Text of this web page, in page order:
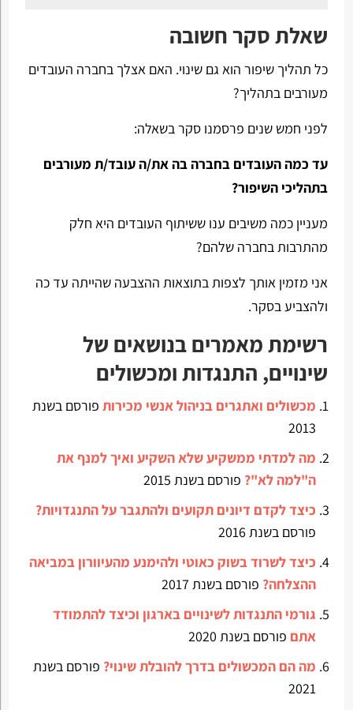
שאלת סקר חשובה
כל תהליך שיפור הוא גם שינוי. האם אצלך בחברה העובדים
מעורבים בתהליך?
לפני חמש שנים פרסמנו סקר בשאלה:
עד כמה העובדים בחברה בה את/ה עובד/ת מעורבים
בתהליכי השיפור?
מעניין כמה משיבים ענו ששיתוף העובדים היא חלק
מהתרבות בחברה שלהם?
אני מזמין אותך לצפות בתוצאות ההצבעה שהייתה עד כה
ולהצביע בסקר.
רשימת מאמרים בנושאים של
שינויים, התנגדות ומכשולים
מכשולים ואתגרים בניהול אנשי מכירותפורסם בשנת
2013
מה למדתי ממשקיע שלא השקיע ואיך למנף את
ה"למה לא"? פורסם בשנת 2015
כיצד לקדם דיונים תקועים ולהתגבר על התנגדויות?
פורסם בשנת 2016
כיצד לשרוד בשוק כאוטי ולהימנע מהעיוורון במביאה
ההצלחה? פורסם בשנת 2017
גורמי התנגדות לשינויים בארגון וכיצד להתמודד
אתם פורסם בשנת 2020
מה הם המכשולים בדרך להובלת שינוי? פורסם בשנת
2021